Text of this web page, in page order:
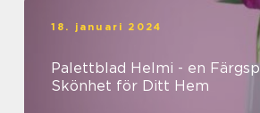
18. januari 2024
Palettblad Helmi - en
Skönhet för Ditt Hem